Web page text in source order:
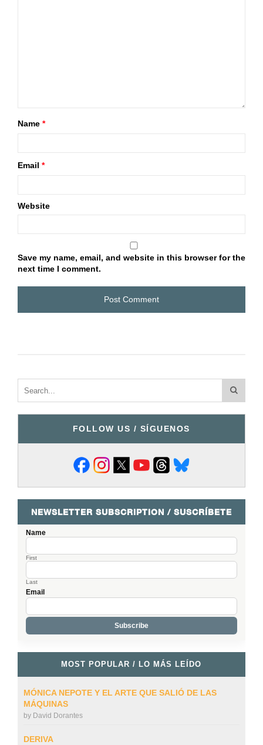
Name *
Email *
Website
Save my name, email, and website in this browser for the
next time I comment.
FOLLOW US / SÍGUENOS
NEWSLETTER SUBSCRIPTION / SUSCRÍBETE
Name
First
Last
Email
MOST POPULAR / LO MÁS LEÍDO
MÓNICA NEPOTE Y EL ARTE QUE SALIÓ DE LAS
MÁQUINAS
by David Dorantes
DERIVA